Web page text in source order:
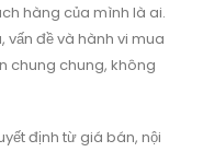
hàng của mình là ai.
vấn đề và hành vi mua
chung chung, không
định từ giá bán, nội